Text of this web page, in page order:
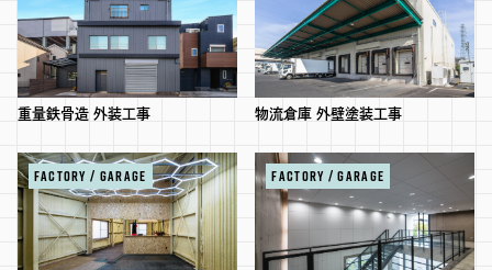
重量鉄骨造 外装工事 物流倉庫 外壁塗装工事
FACTORY / GARAGE FACTORY / GARAGE